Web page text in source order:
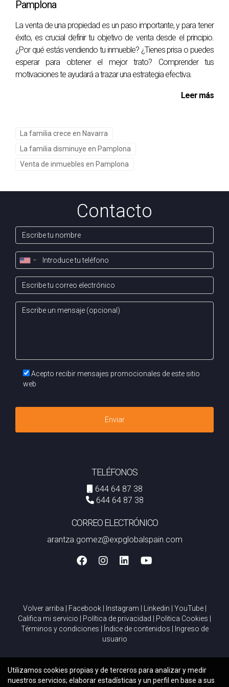
con otras propiedades similares en tu área o consultar a un
Como experta en bienes raíces, Arantza Gómez está aquí
para ayudarte a entender cómo maximizar el valor de tu
propiedad según su ubicación. Si deseas discutir tus
cómo vender tu vivienda en Pamplona o Navarra, no dudes
un vídeo de YouTube.
Si tienes dudas escríbeme por Whatsapp
consideres importante revisar estaré encantada de que me
Pamplona
La venta de una propiedad es un paso importante, y para tener
éxito, es crucial definir tu objetivo de venta desde el principio.
¿Por qué estás vendiendo tu inmueble? ¿Tienes prisa o puedes
esperar para obtener el mejor trato? Comprender tus
motivaciones te ayudará a trazar una estrategia efectiva.
Leer más
La familia crece en Navarra
La familia disminuye en Pamplona
Venta de inmuebles en Pamplona
Contacto
Acepto recibir mensajes promocionales de este sitio
web
Enviar
TELÉFONOS
644 64 87 38
644 64 87 38
CORREO ELECTRÓNICO
arantza.gomez@expglobalspain.com
Volver arriba Facebook| Instagram Linkedin YouTube|
Califica mi servicio
Política de privacidad Politica Cookies
Términos y condiciones
Índice de contenidos
Ingreso de
usuario
Utilizamos cookies propias y de terceros para analizar y medir
nuestros servicios; elaborar estadísticas y un perfil en base a sus